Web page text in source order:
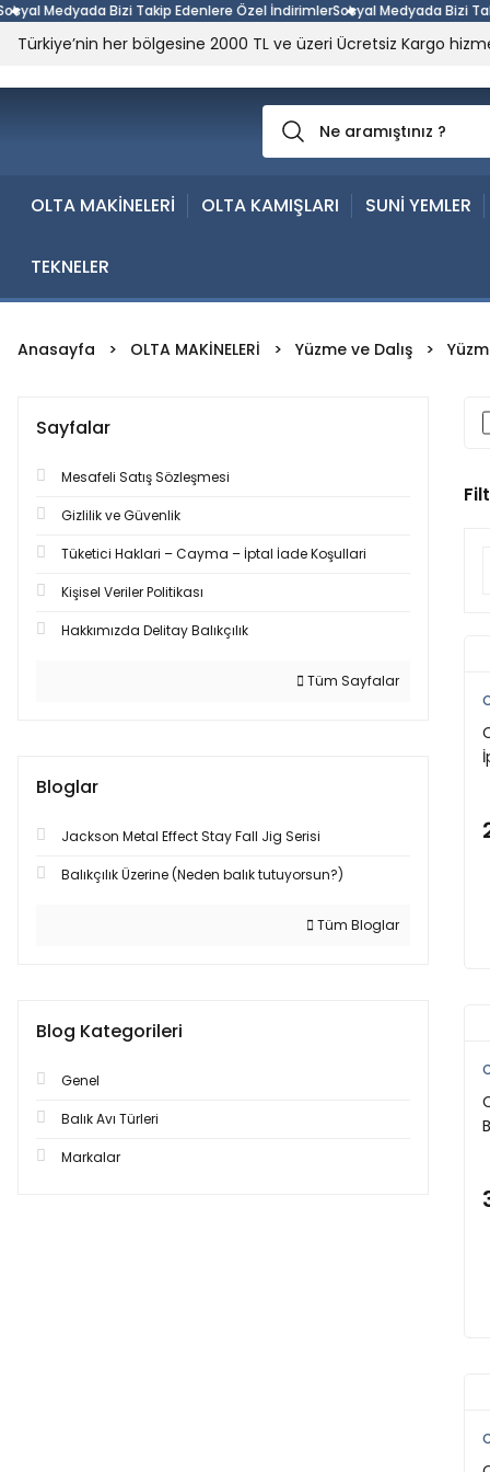
Bizi Takip Edenlere Özel İndirimlerSosyal Medyada Bizi Takip
Türkiye’nin her bölgesine 2000 TL ve üzeri Ücretsiz Kargo
OLTA MAKİNELERİ OLTA KAMIŞLARI SUNİ YEMLER
TEKNELER
Anasayfa OLTA MAKİNELERİ Yüzme ve Dalış
Sayfalar
Mesafeli Satış Sözleşmesi
Gizlilik ve Güvenlik
Tüketici Haklari – Cayma – İptal İade Koşullari
Kişisel Veriler Politikası
Hakkımızda Delitay Balıkçılık
Tüm Sayfalar
Bloglar
Jackson Metal Effect Stay Fall Jig Serisi
Balıkçılık Üzerine (Neden balık tutuyorsun?)
Tüm Bloglar
Blog Kategorileri
Genel
Balık Avı Türleri
Markalar